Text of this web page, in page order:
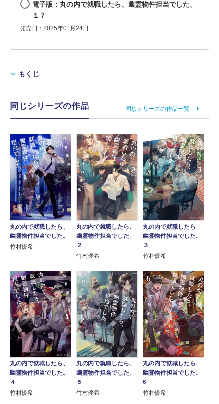
電子版：丸の内で就職したら、幽霊物件担当でした。
１７
発売日：2025年01月24日
もくじ
同じシリーズの作品 同じシリーズの作品一覧
丸の内で就職したら、
幽霊物件担当でした。
竹村優希
丸の内で就職したら、
幽霊物件担当でした。
２
竹村優希
丸の内で就職したら、
幽霊物件担当でした。
３
竹村優希
丸の内で就職したら、
幽霊物件担当でした。
４
竹村優希
丸の内で就職したら、
幽霊物件担当でした。
５
竹村優希
丸の内で就職したら、
幽霊物件担当でした。
6
竹村優希